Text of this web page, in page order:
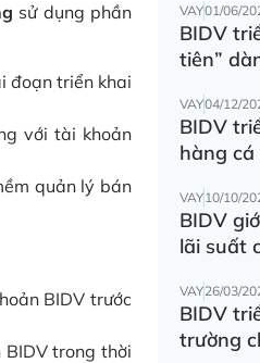
sử dụng phần
đoạn triển khai
với tài khoản
quản lý bán
BIDV trước
trong thời
VAY01/06/
BIDV
tiên”
VAY04/12/
BIDV
hàng
VAY10/10/
BIDV
lãi suất
VAY26/03/
BIDV
trường